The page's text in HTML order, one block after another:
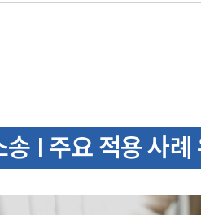
| 주요 적용 사례